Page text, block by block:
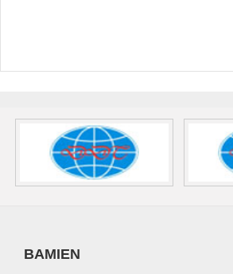
BAMIEN